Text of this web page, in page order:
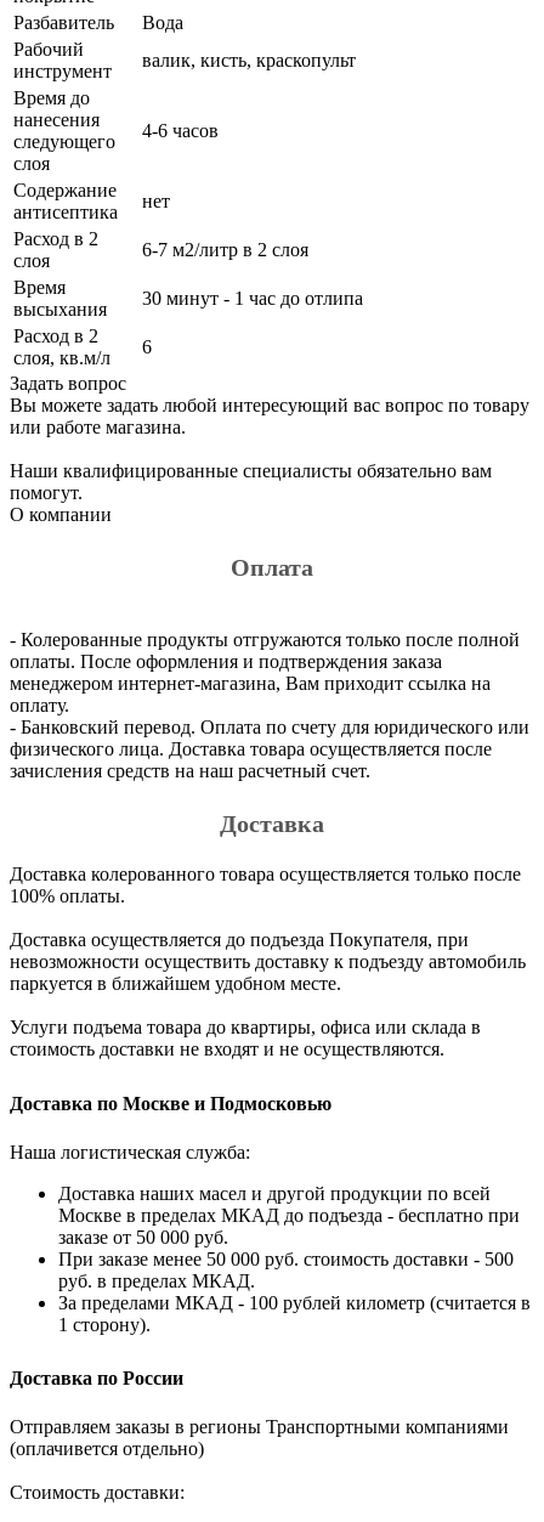
Разбавитель
Вода
Рабочий
инструмент
валик, кисть, краскопульт
Время до
нанесения
следующего
слоя
4-6 часов
Содержание
антисептика
нет
Расход в 2
слоя
6-7 м2/литр в 2 слоя
Время
высыхания
30 минут - 1 час до отлипа
Расход в 2
слоя, кв.м/л
6
Задать вопрос
Вы можете задать любой интересующий вас вопрос по товару
или работе магазина.
Наши квалифицированные специалисты обязательно вам
помогут.
О компании
Оплата
- Колерованные продукты отгружаются только после полной
оплаты. После оформления и подтверждения заказа
менеджером интернет-магазина, Вам приходит ссылка на
оплату.
- Банковский перевод. Оплата по счету для юридического или
физического лица. Доставка товара осуществляется после
зачисления средств на наш расчетный счет.
Доставка
Доставка колерованного товара осуществляется только после
100% оплаты.
Доставка осуществляется до подъезда Покупателя, при
невозможности осуществить доставку к подъезду автомобиль
паркуется в ближайшем удобном месте.
Услуги подъема товара до квартиры, офиса или склада в
стоимость доставки не входят и не осуществляются.
Доставка по Москве и Подмосковью
Наша логистическая служба:
Доставка наших масел и другой продукции по всей
Москве в пределах МКАД до подъезда - бесплатно при
заказе от 50 000 руб.
При заказе менее 50 000 руб. стоимость доставки - 500
руб. в пределах МКАД.
За пределами МКАД - 100 рублей километр (считается в
1 сторону).
Доставка по России
Отправляем заказы в регионы Транспортными компаниями
(оплачивется отдельно)
Стоимость доставки: